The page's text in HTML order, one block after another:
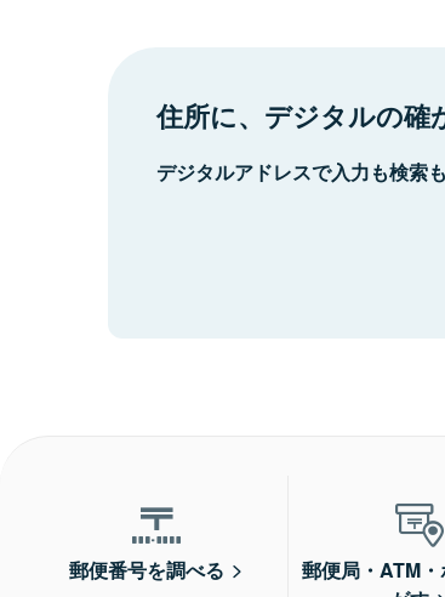
住所に、デジタルの確
デジタルアドレスで入力も検索
郵便番号を調べる
郵便局・ATM